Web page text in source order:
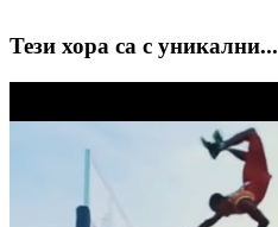
Тези хора са с уникални...